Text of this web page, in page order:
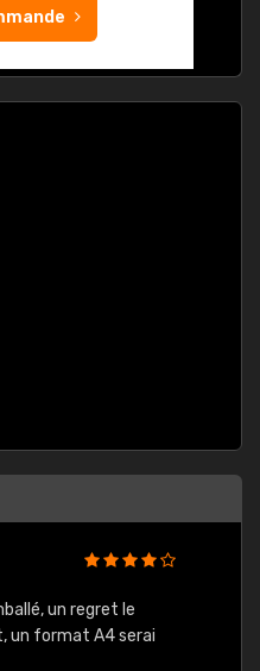
un regret le
un format A4 serai